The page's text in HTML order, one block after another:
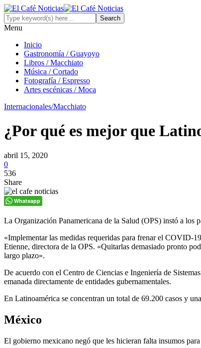
Menu
Inicio
Gastronomía / Guayoyo
Libros / Macchiato
Música / Cortado
Fotografía / Espresso
Artes escénicas / Moca
Internacionales/Macchiato
¿Por qué es mejor que
abril 15, 2020
0
536
Share
Whatsapp
La Organización Panamericana de la Salud (OPS) instó a los
«Implementar las medidas requeridas para frenar el COVID-
Etienne, directora de la OPS. «Quitarlas demasiado pronto
largo plazo».
De acuerdo con el Centro de Ciencias e Ingeniería de
emanada directamente de entidades gubernamentales.
En Latinoamérica se concentran un total de 69.200 casos y
México
El gobierno mexicano negó que les hicieran falta insumos